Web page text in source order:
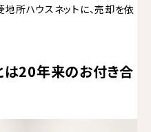
所ハウスネットに、売却を依
は20年来のお付き合